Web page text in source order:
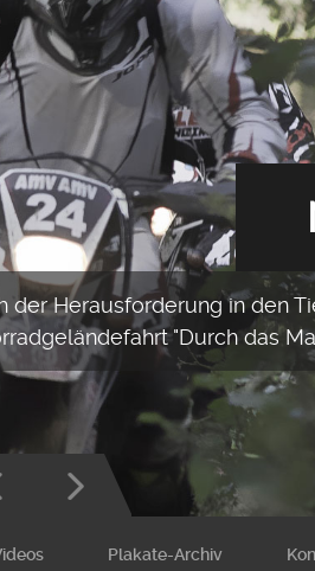
der Herausforderung in den
"Durch das
Plakate-Archiv